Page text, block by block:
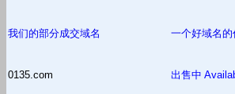
我们的部分成交域名 一个好域名的
0135.com 出售中